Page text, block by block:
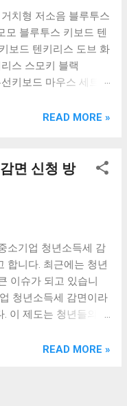
치형 저소음 블루투스
모 블루투스 키보드 텐
보드 텐키리스 도브 화
스 스모키 블랙
키보드 마우스 세트
블루투스 키보드
일반형 블루투스
혜택을 놓치지 마세요.
치지 않도록 먼저 확
나를 사더라도 종류
더 고민이 많을 수 밖에
과 가격 을 꼼꼼히 비교
드릴게요. 특가상품 보
링 스마트폰 태블릿
일반형, 블랙 유
READ MORE »
면 신청 방
소기업 청년소득세 감
합니다. 최근에는 청년
이슈가 되고 있습니
청년소득세 감면이라
이 제도는 청년들의
세를 감면해주는 제도
리 문제를 해결할 수
READ MORE »